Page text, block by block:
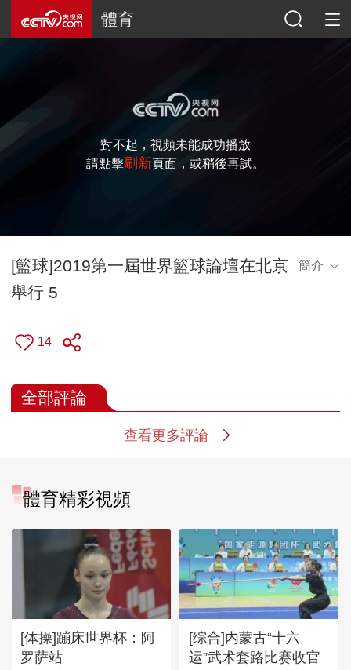
體育
對不起，視頻未能成功播放
請點擊刷新頁面，或稍後再試。
[籃球]2019第一屆世界籃球論壇在北京
舉行 5
簡介
14
全部評論
查看更多評論
體育精彩視頻
[体操]蹦床世界杯：阿
罗萨站
[综合]内蒙古“十六
运”武术套路比赛收官